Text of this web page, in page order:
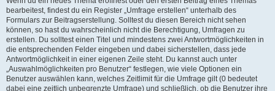
bearbeitest, findest du ein Register „Umfrage erstellen“ unterhalb des
Formulars zur Beitragserstellung. Solltest du diesen Bereich nicht sehen
können, so hast du wahrscheinlich nicht die Berechtigung, Umfragen zu
erstellen. Du solltest einen Titel und mindestens zwei Antwortmöglichkeiten in
die entsprechenden Felder eingeben und dabei sicherstellen, dass jede
Antwortmöglichkeit in einer eigenen Zeile steht. Du kannst auch unter
„Auswahlmöglichkeiten pro Benutzer“ festlegen, wie viele Optionen ein
Benutzer auswählen kann, welches Zeitlimit für die Umfrage gilt (0 bedeutet
dabei eine zeitlich unbegrenzte Umfrage) und schließlich, ob die Benutzer ihre